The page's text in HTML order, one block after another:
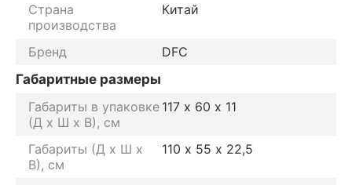
Страна
производства
Китай
Бренд
DFC
Габаритные размеры
Габариты в упаковке
(Д х Ш х В), см
117 х 60 х 11
Габариты (Д х Ш х
В), см
110 х 55 х 22,5